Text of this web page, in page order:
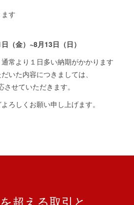
す
（金）~8月13日（日）
常より１日多い納期がかかります
いた内容につきましては、
せていただきます。
ろしくお願い申し上げます。
超える取引と